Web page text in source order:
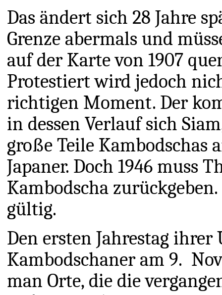
Das ändert sich 28 Jahre
Grenze abermals und
auf der Karte von 1907
Protestiert wird jedoch
richtigen Moment. Der
in dessen Verlauf sich
große Teile Kambodschas
Japaner. Doch 1946 muss
Kambodscha
gültig.
Den ersten Jahrestag
Kambodschaner am 9.
man Orte, die die